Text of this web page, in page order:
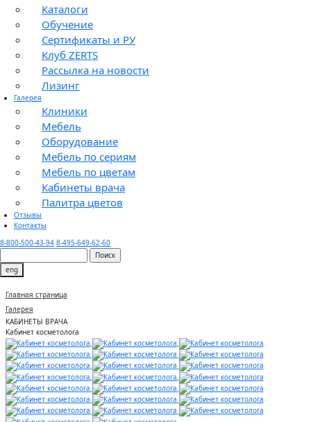
Каталоги
Обучение
Сертификаты и РУ
Клуб ZERTS
Рассылка на новости
Лизинг
Галерея
Клиники
Мебель
Оборудование
Мебель по сериям
Мебель по цветам
Кабинеты врача
Палитра цветов
Отзывы
Контакты
8-800-500-43-94 8-495-649-62-60
eng
Главная страница
Галерея
КАБИНЕТЫ ВРАЧА
Кабинет косметолога